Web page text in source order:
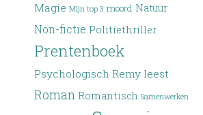
Magie Mijn top 3 moord Natuur
Non-fictie Politiethriller
Prentenboek
Psychologisch Remy leest
Roman Romantisch Samenwerken